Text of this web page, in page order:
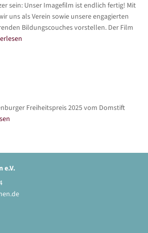
sein: Unser Imagefilm ist endlich fertig! Mit
uns als Verein sowie unsere engagierten
Bildungscouches vorstellen. Der Film
Freiheitspreis 2025 vom Domstift
e.V.